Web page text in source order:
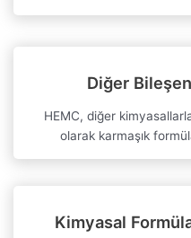
Diğer
HEMC, diğer
olarak karmaşık
Kimyasal